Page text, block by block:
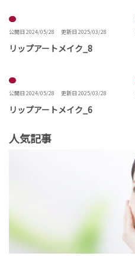
公開日 2024/05/28 更新日 2025/03/28
リップアートメイク_8
公開日 2024/05/28 更新日 2025/03/28
リップアートメイク_6
人気記事